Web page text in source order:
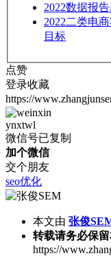
2022数据报
2022二类电
目标
点赞
登录收藏
https://
ynxtwl
微信号已复制
加个微信
交个朋友
seo优化
本文由 张俊
转载请务必保留
https://